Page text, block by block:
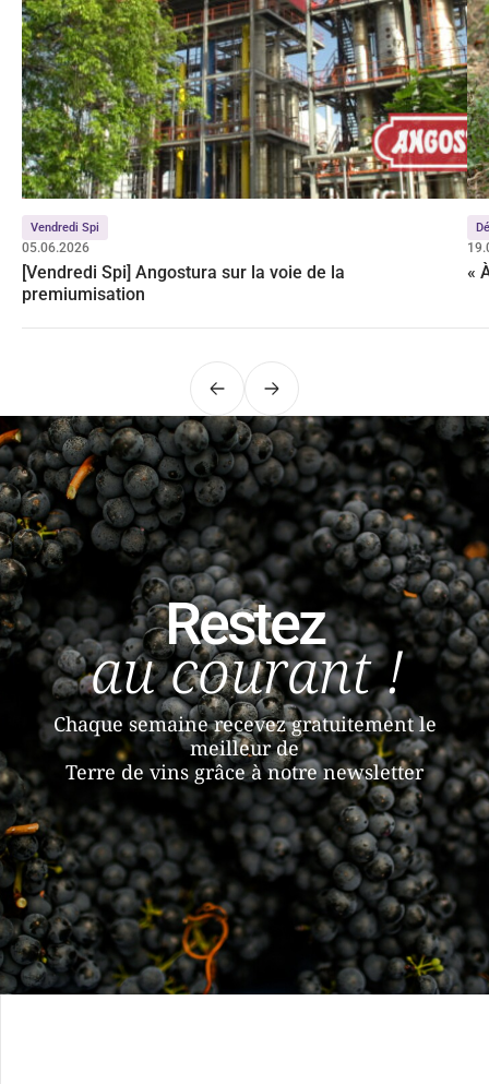
Vendredi Spi
05.06.2026
[Vendredi Spi] Angostura sur la voie de la
premiumisation
«
PrécédentSuivant
Restez
au courant !
Chaque semaine recevez gratuitement le
meilleur de
Terre de vins grâce à notre newsletter